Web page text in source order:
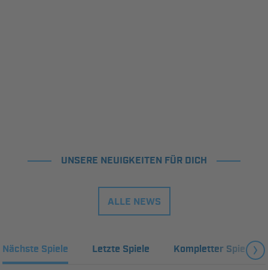
UNSERE NEUIGKEITEN FÜR DICH
ALLE NEWS
Nächste Spiele Letzte Spiele Kompletter Spielplan